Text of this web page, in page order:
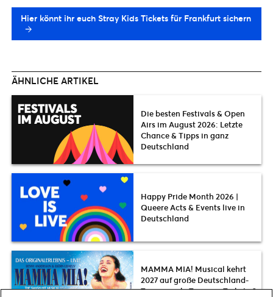
Hier könnt ihr euch Stray Kids Tickets für Frankfurt sichern
ÄHNLICHE ARTIKEL
Die besten Festivals & Open
Airs im August 2026: Letzte
Chance & Tipps in ganz
Deutschland
Happy Pride Month 2026 |
Queere Acts & Events live in
Deutschland
MAMMA MIA! Musical kehrt
2027 auf große Deutschland-
Tour zurück: Termine, Tickets &